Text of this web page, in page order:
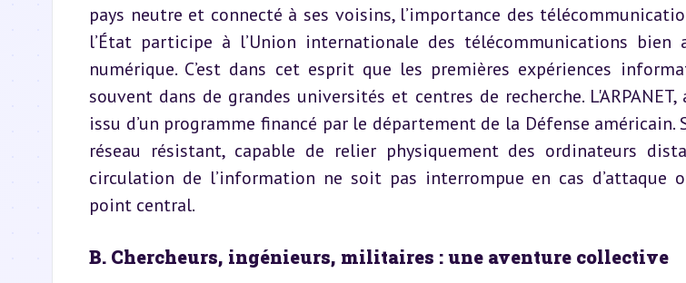
pays neutre et connecté à ses voisins, l’importance des
l’État participe à l’Union internationale des télécommunications bien
numérique. C’est dans cet esprit que les premières expériences
souvent dans de grandes universités et centres de recherche.
issu d’un programme financé par le département de la Défense américain.
réseau résistant, capable de relier physiquement des ordinateurs
circulation de l’information ne soit pas interrompue en cas d’attaque
point central.
B. Chercheurs, ingénieurs, militaires : une aventure collective